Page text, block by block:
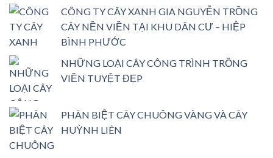
CÔNG TY CÂY XANH GIA NGUYỄN TRỒNG
CÂY NỀN VIỀN TẠI KHU DÂN CƯ – HIỆP
BÌNH PHƯỚC
NHỮNG LOẠI CÂY CÔNG TRÌNH TRỒNG
VIỀN TUYỆT ĐẸP
PHÂN BIỆT CÂY CHUÔNG VÀNG VÀ CÂY
HUỲNH LIÊN